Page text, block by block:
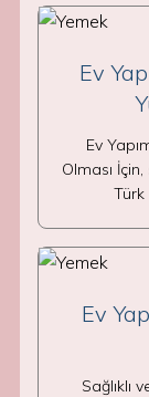
Ev
Ev
Olması
Türk
Ev
Sağlıklı